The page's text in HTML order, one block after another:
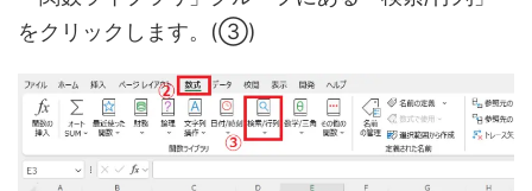
をクリックします。(③)